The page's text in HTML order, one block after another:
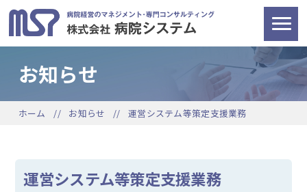
お知らせ
ホーム お知らせ 運営システム等策定支援業務
運営システム等策定支援業務